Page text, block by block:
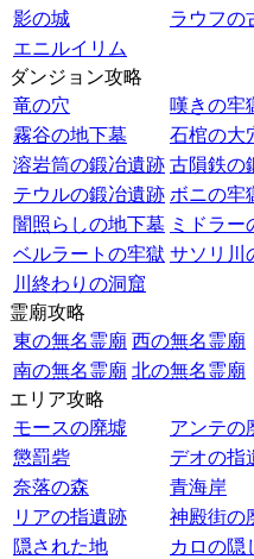
影の城
ラウフの
エニルイリム
ダンジョン攻略
竜の穴
嘆きの牢
霧谷の地下墓
石棺の大
溶岩筒の鍛冶遺跡 古隕鉄の
テウルの鍛冶遺跡 ボニの牢
闇照らしの地下墓 ミドラー
ベルラートの牢獄 サソリ川
川終わりの洞窟
霊廟攻略
東の無名霊廟 西の無名霊廟
南の無名霊廟 北の無名霊廟
エリア攻略
モースの廃墟
アンテの
懲罰砦
デオの指
奈落の森
青海岸
リアの指遺跡
神殿街の
隠された地
カロの隠